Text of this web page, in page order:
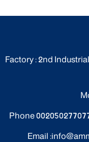
Factory : 2nd
Phone
Email :